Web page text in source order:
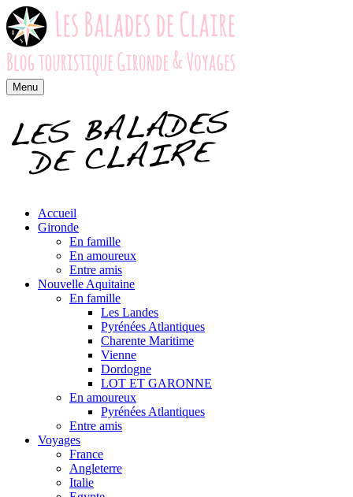
Menu
Accueil
Gironde
En famille
En amoureux
Entre amis
Nouvelle Aquitaine
En famille
Les Landes
Pyrénées Atlantiques
Charente Maritime
Vienne
Dordogne
LOT ET GARONNE
En amoureux
Pyrénées Atlantiques
Entre amis
Voyages
France
Angleterre
Italie